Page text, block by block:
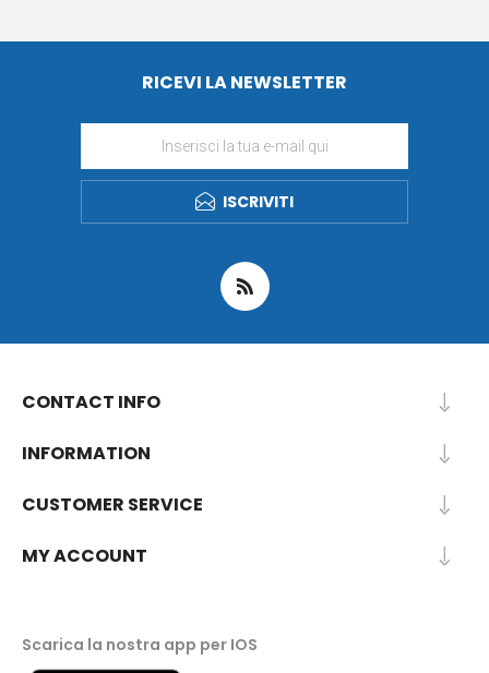
RICEVI LA NEWSLETTER
ISCRIVITI
CONTACT INFO
INFORMATION
CUSTOMER SERVICE
MY ACCOUNT
Scarica la nostra app per IOS